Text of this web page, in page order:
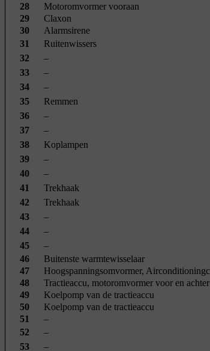
28
Motoromvormer vooraan
29
Claxon
30
Alarmsirene
31
Ruitenwissers
32 –
33 –
34 –
35 Remmen
36 –
37 –
38 Koplampen
39 –
40 –
41 Trekhaak
42 Trekhaak
43 –
44 –
45 –
46 Buitenste warmtewisselaar
47
Hoogspanningsomvormer,
48
Tractieaccu, motoromvormer voor en achter
49
Koelpomp van de tractieaccu
50
Koelpomp van de tractieaccu
51
–
52
–
53 –